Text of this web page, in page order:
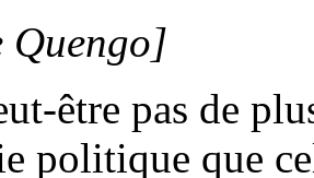
Quengo]
être pas de
politique que